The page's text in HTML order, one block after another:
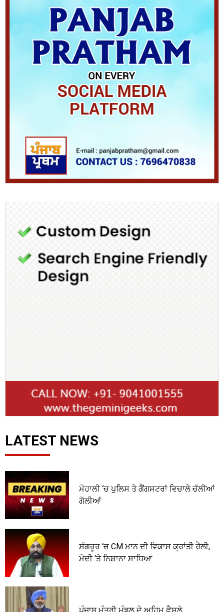
LATEST NEWS
ਮੋਹਾਲੀ ‘ਚ ਪੁਲਿਸ ਤੇ ਗੈਂਗਸਟਰਾਂ ਵਿਚਾਲੇ ਚੱਲੀਆਂ
ਗੋਲੀਆਂ
ਸੰਗਰੂਰ ‘ਚ CM ਮਾਨ ਦੀ ਵਿਕਾਸ ਕ੍ਰਾਂਤੀ ਰੈਲੀ,
ਮੋਦੀ ‘ਤੇ ਨਿਸ਼ਾਨਾ ਸਾਧਿਆ